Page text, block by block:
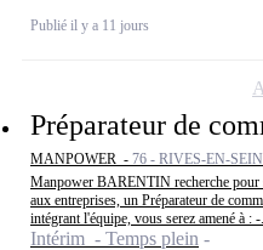
Publié il y a 11 jours
Préparateur de
MANPOWER - 76 - RIVES-EN-
Manpower BARENTIN recherche pour
aux entreprises, un Préparateur de
intégrant l'équipe, vous serez amené à : -
Intérim - Temps plein